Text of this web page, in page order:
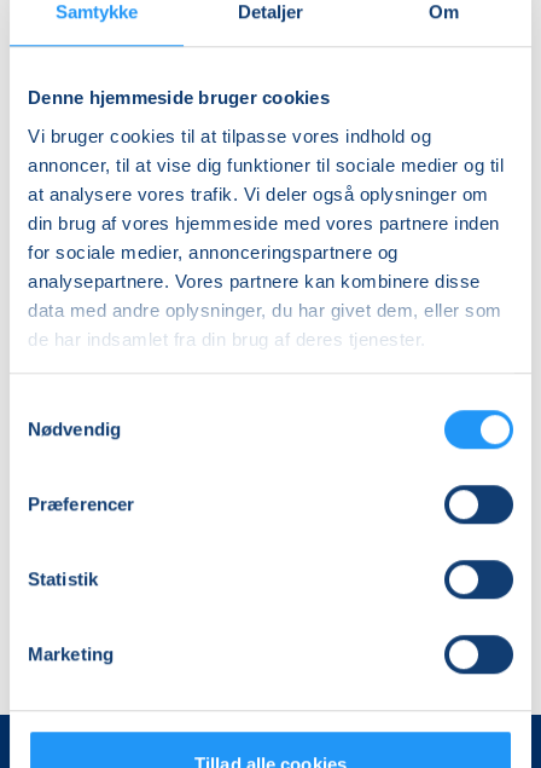
Samtykke Detaljer Om
Denne hjemmeside bruger cookies
Vi bruger cookies til at tilpasse vores indhold og
annoncer, til at vise dig funktioner til sociale medier og til
at analysere vores trafik. Vi deler også oplysninger om
din brug af vores hjemmeside med vores partnere inden
for sociale medier, annonceringspartnere og
analysepartnere. Vores partnere kan kombinere disse
data med andre oplysninger, du har givet dem, eller som
de har indsamlet fra din brug af deres tjenester.
Nødvendig
Præferencer
Statistik
Marketing
man. 19.10.2026, 10.30
København K
tirs. 20.10.2026, 15.00
Frederiksberg
Efterfødsel
og
babymotorik
fre. 23.10.2026, 11.00
Efterfødsel
og
babymotorik
tirs. 01.12.2026, 15.00
Laura Marie Søegaard